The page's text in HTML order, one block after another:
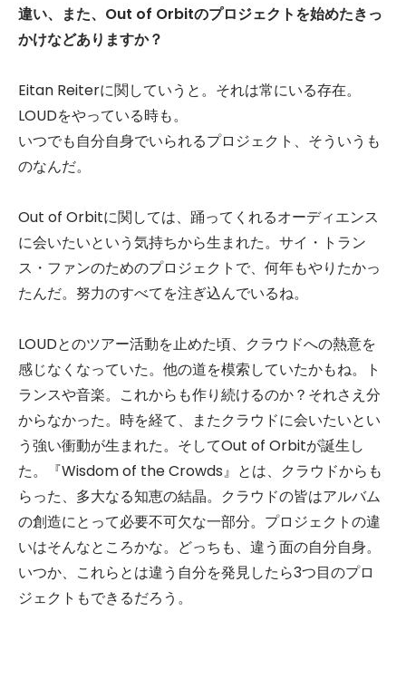
違い、また、Out of Orbitのプロジェクトを始めたきっ
かけなどありますか？
Eitan Reiterに関していうと。それは常にいる存在。
LOUDをやっている時も。
いつでも自分自身でいられるプロジェクト、そういうも
のなんだ。
Out of Orbitに関しては、踊ってくれるオーディエンス
に会いたいという気持ちから生まれた。サイ・トラン
ス・ファンのためのプロジェクトで、何年もやりたかっ
たんだ。努力のすべてを注ぎ込んでいるね。
LOUDとのツアー活動を止めた頃、クラウドへの熱意を
感じなくなっていた。他の道を模索していたかもね。ト
ランスや音楽。これからも作り続けるのか？それさえ分
からなかった。時を経て、またクラウドに会いたいとい
う強い衝動が生まれた。そしてOut of Orbitが誕生し
た。『Wisdom of the Crowds』とは、クラウドからも
らった、多大なる知恵の結晶。クラウドの皆はアルバム
の創造にとって必要不可欠な一部分。プロジェクトの違
いはそんなところかな。どっちも、違う面の自分自身。
いつか、これらとは違う自分を発見したら3つ目のプロ
ジェクトもできるだろう。